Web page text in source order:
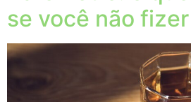
se você não